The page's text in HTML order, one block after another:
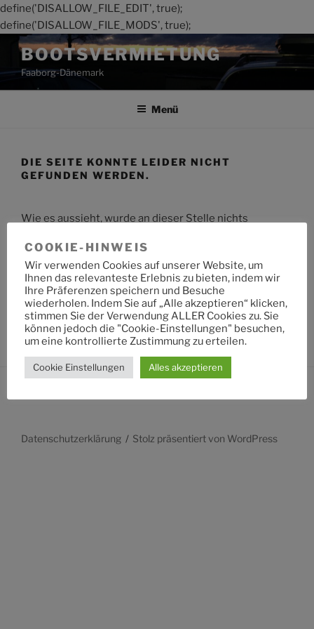
define('DISALLOW_FILE_EDIT', true);
define('DISALLOW_FILE_MODS', true);
Zum
Inhalt
springen
BOOTSVERMIETUNG
Faaborg-Dänemark
Menü
DIE SEITE KONNTE LEIDER NICHT
GEFUNDEN WERDEN.
Wie es aussieht, wurde an dieser Stelle nichts
Suche
nach:
Datenschutzerklärung Stolz präsentiert von WordPress
COOKIE-HINWEIS
Wir verwenden Cookies auf unserer Website, um
Ihnen das relevanteste Erlebnis zu bieten, indem wir
Ihre Präferenzen speichern und Besuche
wiederholen. Indem Sie auf „Alle akzeptieren“ klicken,
stimmen Sie der Verwendung ALLER Cookies zu. Sie
können jedoch die "Cookie-Einstellungen" besuchen,
um eine kontrollierte Zustimmung zu erteilen.
Cookie Einstellungen Alles akzeptieren